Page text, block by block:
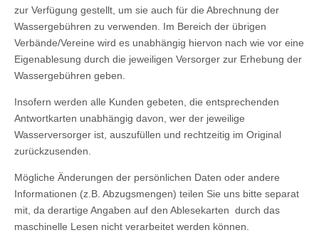
zur Verfügung gestellt, um sie auch für die Abrechnung der
Wassergebühren zu verwenden. Im Bereich der übrigen
Verbände/Vereine wird es unabhängig hiervon nach wie vor eine
Eigenablesung durch die jeweiligen Versorger zur Erhebung der
Wassergebühren geben.
Insofern werden alle Kunden gebeten, die entsprechenden
Antwortkarten unabhängig davon, wer der jeweilige
Wasserversorger ist, auszufüllen und rechtzeitig im Original
zurückzusenden.
Mögliche Änderungen der persönlichen Daten oder andere
Informationen (z.B. Abzugsmengen) teilen Sie uns bitte separat
mit, da derartige Angaben auf den Ablesekarten durch das
maschinelle Lesen nicht verarbeitet werden können.